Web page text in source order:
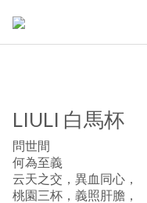
LIULI 白馬杯
問世間
何為至義
云天之交，異血同心，
桃園三杯，義照肝膽，